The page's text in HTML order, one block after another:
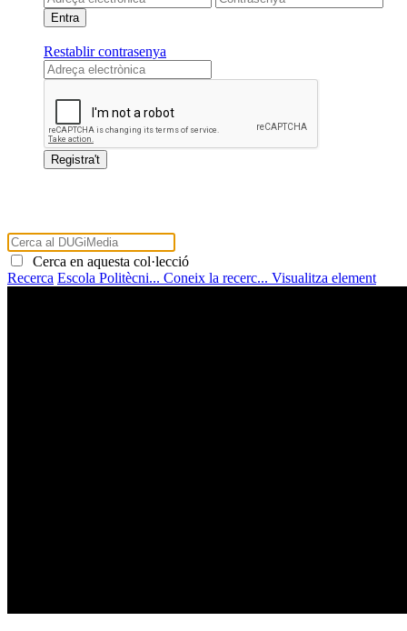
Restablir contrasenya
Cerca en aquesta col·lecció
Recerca Escola Politècni... Coneix la recerc... Visualitza element